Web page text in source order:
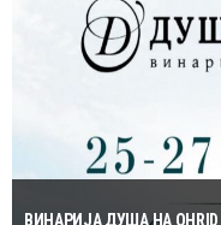
ВИНАРИЈА ДУША НА OHRID